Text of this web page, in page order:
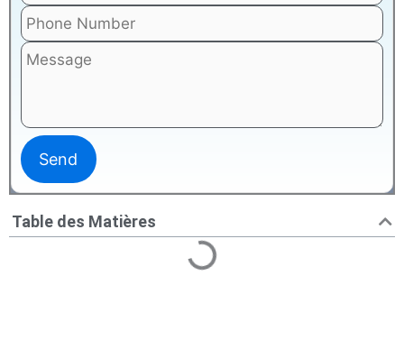
Table des Matières